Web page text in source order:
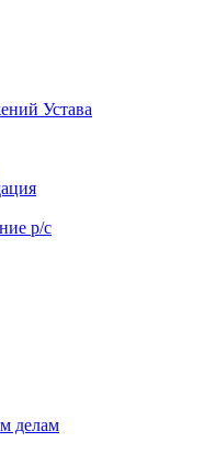
Устава
р/с
делам